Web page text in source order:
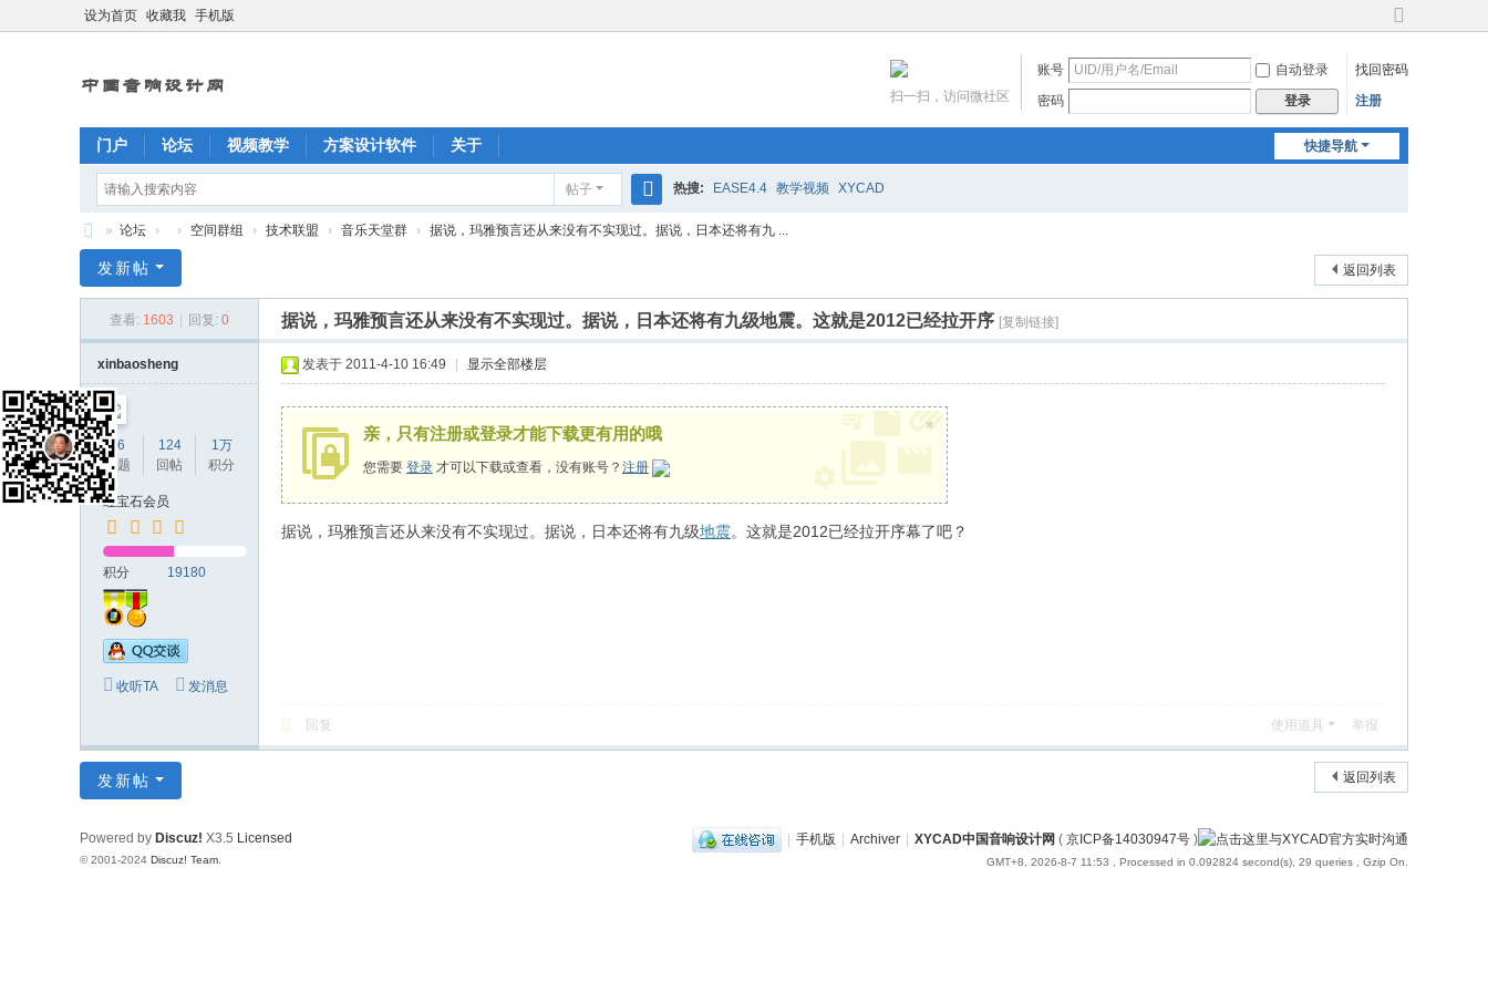
设为首页 收藏我 手机版
切
到
账号 自动登录
找回密码
密码
登录 注册
扫一扫，访问微社区
快捷导航
门户 论坛 视频教学 方案设计软件 关于
帖子
搜
热搜: EASE4.4 教学视频 XYCAD
Y
D
中
国
音
» 论坛 › › 空间群组 › 技术联盟 › 音乐天堂群 › 据说，玛雅预言还从来没有不实现过。据说，日本还将有九 ...
返回列表
发新帖
查看: 1603 回复: 0 据说，玛雅预言还从来没有不实现过。据说，日本还将有九级地震。这就是2012已经拉开序 [复制链接]
xinbaosheng
46
主题
124
回帖
1万
积分
红宝石会员
积分 19180
收听TA 发消息
发表于 2011-4-10 16:49 显示全部楼层
亲，只有注册或登录才能下载更有用的哦
您需要 登录 才可以下载或查看，没有账号？ 注册
×
据说，玛雅预言还从来没有不实现过。据说，日本还将有九级地震。这就是2012已经拉开序幕了吧？
回复 使用道具 举报
返回列表
发新帖
| 手机版 | Archiver | XYCAD中国音响设计网 ( 京ICP备14030947号 )
GMT+8, 2026-8-7 11:53 , Processed in 0.092824 second(s), 29 queries , Gzip On.
Powered by Discuz! X3.5 Licensed
© 2001-2024 Discuz! Team